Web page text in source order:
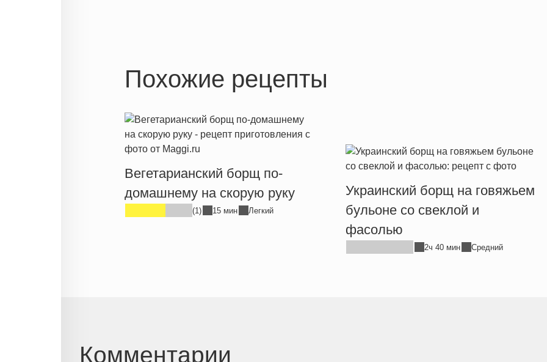
Похожие рецепты
Вегетарианский борщ по-
домашнему на скорую руку
(1) 15 мин Легкий
Украинский борщ на говяжьем
бульоне со свеклой и
фасолью
2ч 40 мин Средний
Комментарии